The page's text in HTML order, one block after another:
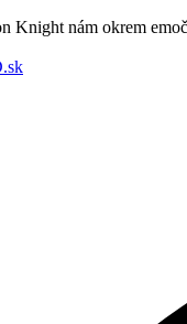
Knight nám okrem